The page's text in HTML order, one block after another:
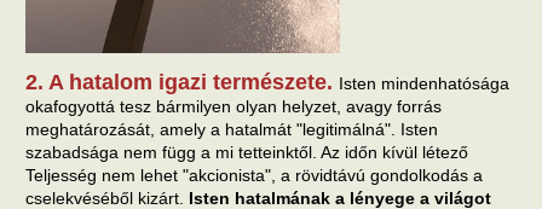
2. A hatalom igazi természete. Isten mindenhatósága
okafogyottá tesz bármilyen olyan helyzet, avagy forrás
meghatározását, amely a hatalmát "legitimálná". Isten
szabadsága nem függ a mi tetteinktől. Az időn kívül létező
Teljesség nem lehet "akcionista", a rövidtávú gondolkodás a
cselekvéséből kizárt. Isten hatalmának a lényege a világot